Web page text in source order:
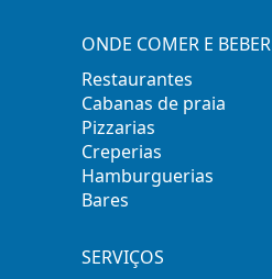
ONDE COMER E BEBER
Restaurantes
Cabanas de praia
Pizzarias
Creperias
Hamburguerias
Bares
SERVIÇOS